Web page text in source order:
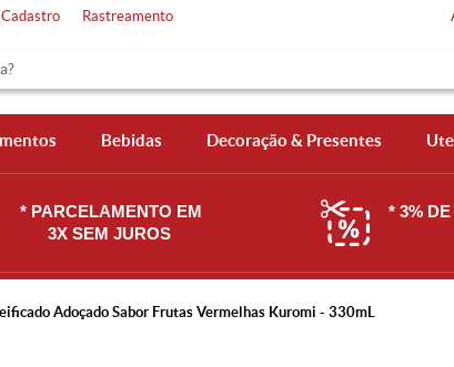
Cadastro Rastreamento
Bebidas Decoração & Presentes
* PARCELAMENTO EM
3X SEM JUROS
* 3%
Adoçado Sabor Frutas Vermelhas Kuromi - 330mL